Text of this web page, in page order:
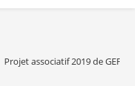
Projet associatif 2019 de GEFCA